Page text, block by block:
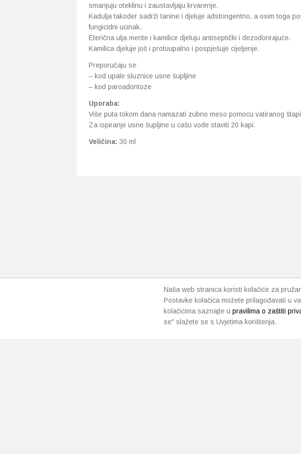
smanjuju oteklinu i zaustavljaju krvarenje.
Kadulja takoder sadrži tanine i djeluje adstringentno, a osim toga
fungicidni ucinak.
Eterična ulja mente i kamilice djeluju antiseptički i dezodorirajuće.
Kamilica djeluje još i protuupalno i pospješuje cijeljenje.
Preporučaju se:
– kod upale sluznice usne šupljine
– kod paroadontoze
Uporaba:
Više puta tokom dana namazati zubno meso pomocu vatiranog
Za ispiranje usne šupljine u cašu vode staviti 20 kapi.
Veličina: 30 ml
Naša web stranica koristi kolačiće za
Postavke kolačića možete prilagođavati u
kolačićima saznajte u pravilima o zaštiti
se" slažete se s Uvjetima korištenja.